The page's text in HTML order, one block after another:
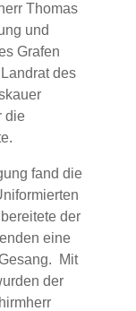
Thomas
und
Grafen
des
die
fand die
der
eine
Mit
der